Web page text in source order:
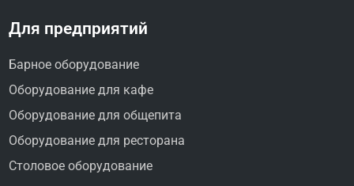
Для предприятий
Барное оборудование
Оборудование для кафе
Оборудование для общепита
Оборудование для ресторана
Столовое оборудование